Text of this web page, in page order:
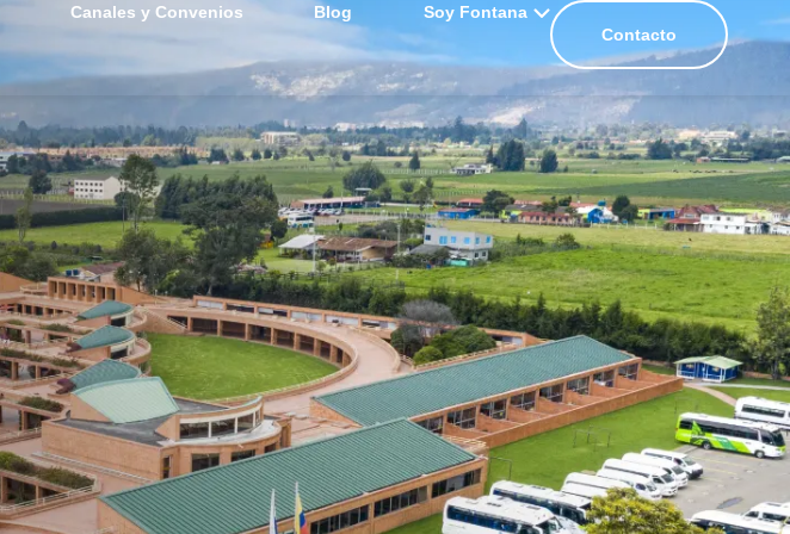
Canales y Convenios Blog
Soy Fontana
Contacto